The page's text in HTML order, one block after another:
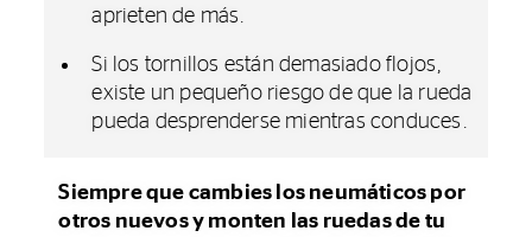
aprieten de más.
Si los tornillos están demasiado flojos,
existe un pequeño riesgo de que la rueda
pueda desprenderse mientras conduces.
Siempre que cambies los neumáticos por
otros nuevos y monten las ruedas de tu